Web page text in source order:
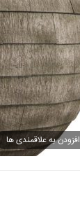
افزودن به علاقمندی ها